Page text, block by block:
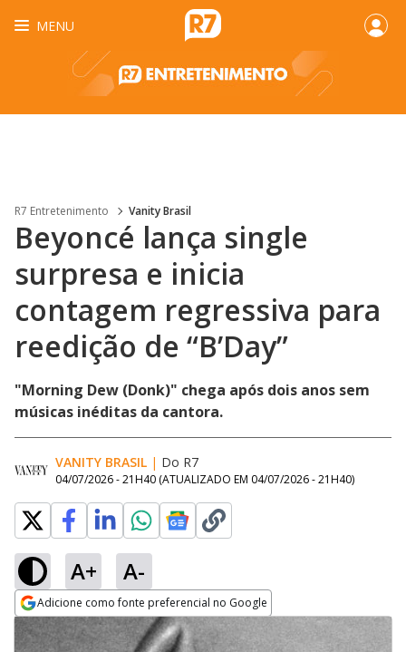
MENU
R7 Entretenimento Vanity Brasil
Beyoncé lança single
surpresa e inicia
contagem regressiva para
reedição de “B’Day”
"Morning Dew (Donk)" chega após dois anos sem
músicas inéditas da cantora.
VANITY BRASIL | Do R7
04/07/2026 - 21H40 (ATUALIZADO EM 04/07/2026 - 21H40)
A+ A-
Adicione como fonte preferencial no Google
Opens in new window